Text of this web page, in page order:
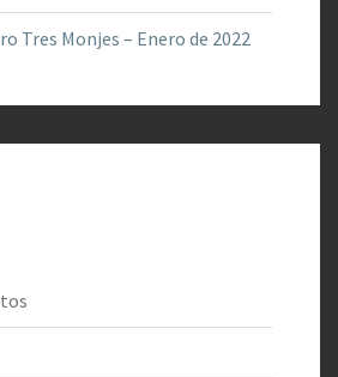
Tres Monjes – Enero de 2022